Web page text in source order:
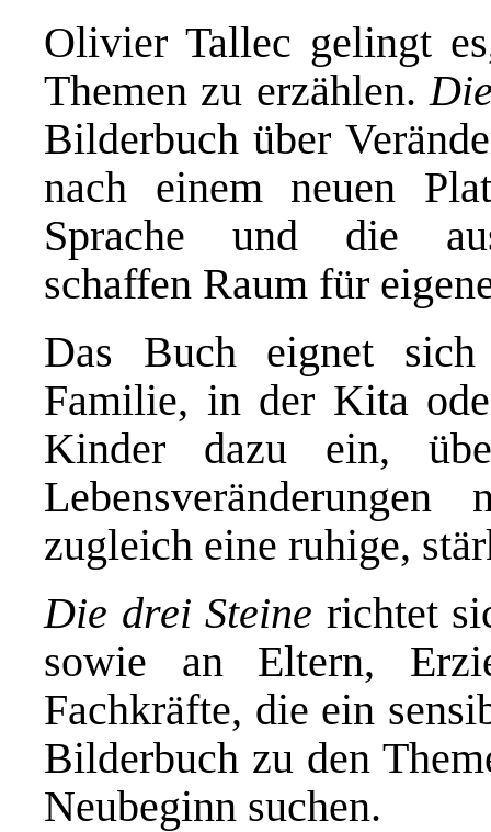
Olivier Tallec gelingt
Themen zu erzählen.
Bilderbuch über
nach einem neuen
Sprache und die
schaffen Raum für
Das Buch eignet
Familie, in der Kita
Kinder dazu ein,
zugleich eine ruhige,
Die drei Steine richtet
sowie an Eltern,
Fachkräfte, die ein
Bilderbuch zu den
Neubeginn suchen.